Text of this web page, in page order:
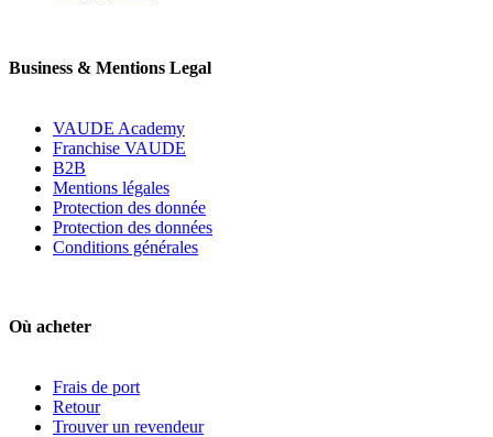
Business & Mentions Legal
VAUDE Academy
Franchise VAUDE
B2B
Mentions légales
Protection des donnée
Protection des données
Conditions générales
Où acheter
Frais de port
Retour
Trouver un revendeur